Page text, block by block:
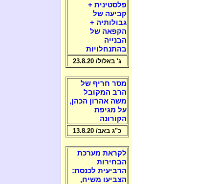
פלסטינית +
קביעה של
גבולותיה +
הקפאה של
הבנייה
בהתנחלויות
ג' באלול/ 23.8.20
מסר חריף של
הרב המקובל
משה אהרון הכהן,
על מגיפת
הקורונה
כ"ג באב/ 13.8.20
לקראת מערכת
הבחירות
הרביעית לכנסת:
הצביעו משיח,